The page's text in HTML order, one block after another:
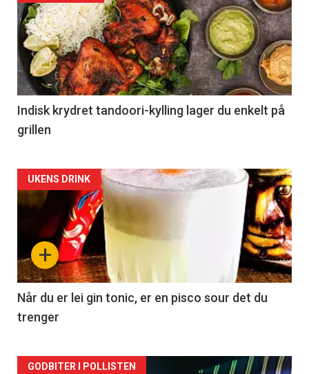
Indisk krydret tandoori-kylling lager du enkelt på
grillen
Forsiden
akkurat
nå
-
2
+
UKENS DRINK
Når du er lei gin tonic, er en pisco sour det du
trenger
GODBITER I POLLISTEN